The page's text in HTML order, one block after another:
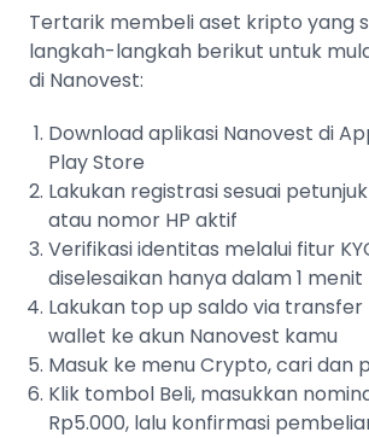
Tertarik membeli aset kripto yang
langkah-langkah berikut untuk
di Nanovest:
Download aplikasi Nanovest di
Play Store
Lakukan registrasi sesuai
atau nomor HP aktif
Verifikasi identitas melalui fitur
diselesaikan hanya dalam 1 menit
Lakukan top up saldo via
wallet ke akun Nanovest kamu
Masuk ke menu Crypto, cari dan
Klik tombol Beli, masukkan
Rp5.000, lalu konfirmasi